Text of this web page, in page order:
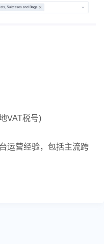
VAT税号)
运营经验，包括主流跨